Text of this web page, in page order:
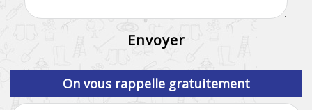
On vous rappelle gratuitement